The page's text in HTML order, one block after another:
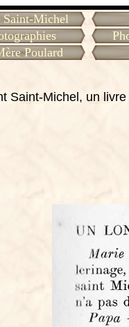
Michel
Poulard
Saint-Michel, un